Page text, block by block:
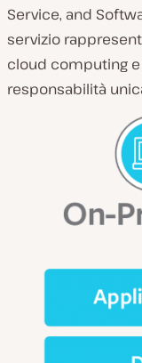
Service, and
servizio
cloud computing
responsabilità